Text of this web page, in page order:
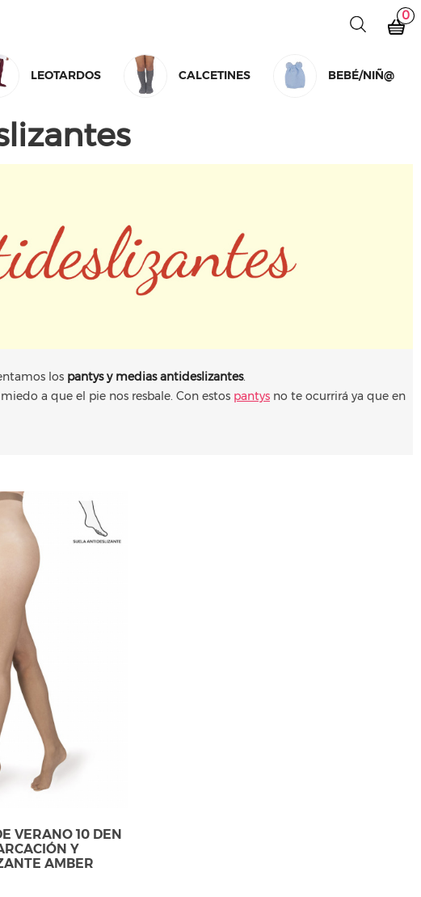
0
LEOTARDOS CALCETINES BEBÉ/NIÑ@
los pantys y medias antideslizantes.
a que el pie nos resbale. Con estos pantys no te ocurrirá ya que en
VERANO 10 DEN
Y
AMBER